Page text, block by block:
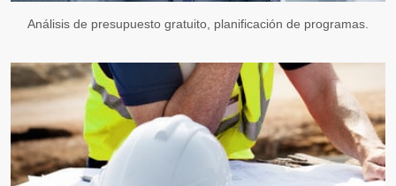
Análisis de presupuesto gratuito, planificación de programas.